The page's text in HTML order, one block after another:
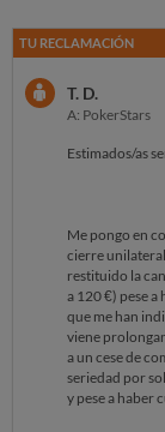
TU RECLAMACIÓN
T. D.
A: PokerStars
Estimados/as
Me pongo en
cierre
restituido la
a 120 €) pese
que me han
viene
a un cese de
seriedad por
y pese a haber